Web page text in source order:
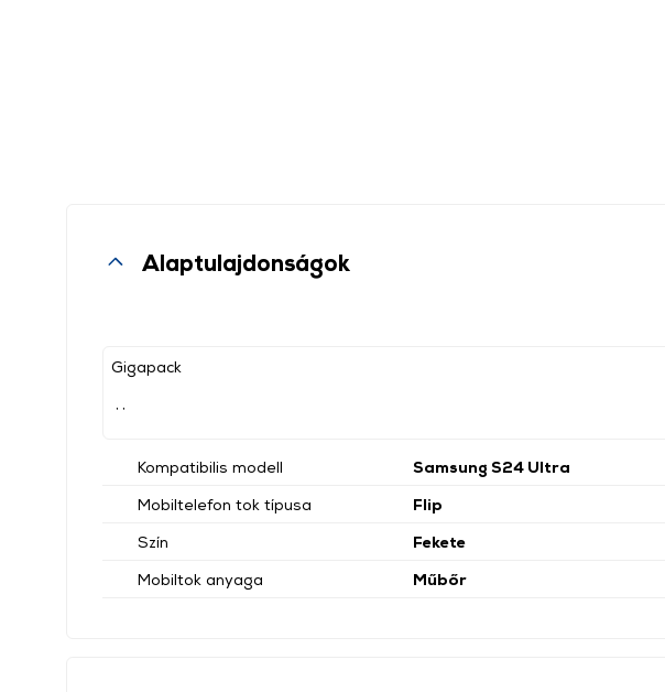
Alaptulajdonságok
Gigapack
Kompatibilis modell
Samsung S24 Ultra
Mobiltelefon tok típusa
Flip
Szín
Fekete
Mobiltok anyaga
Műbőr